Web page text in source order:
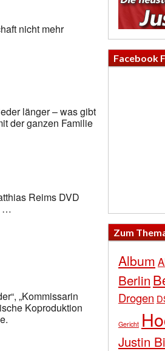
nicht mehr
länger – was gibt
der ganzen Familie
Reims DVD
…
„Kommissarin
Koproduktion
Facebook
Zum
Album
Berlin
Drogen
Gericht
Justin